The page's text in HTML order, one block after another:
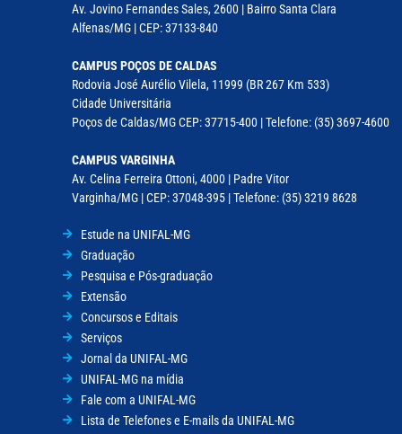
Av. Jovino Fernandes Sales, 2600 | Bairro Santa Clara
Alfenas/MG | CEP: 37133-840
CAMPUS POÇOS DE CALDAS
Rodovia José Aurélio Vilela, 11999 (BR 267 Km 533)
Cidade Universitária
Poços de Caldas/MG CEP: 37715-400 | Telefone: (35) 3697-4600
CAMPUS VARGINHA
Av. Celina Ferreira Ottoni, 4000 | Padre Vitor
Varginha/MG | CEP: 37048-395 | Telefone: (35) 3219 8628
Estude na UNIFAL-MG
Graduação
Pesquisa e Pós-graduação
Extensão
Concursos e Editais
Serviços
Jornal da UNIFAL-MG
UNIFAL-MG na mídia
Fale com a UNIFAL-MG
Lista de Telefones e E-mails da UNIFAL-MG